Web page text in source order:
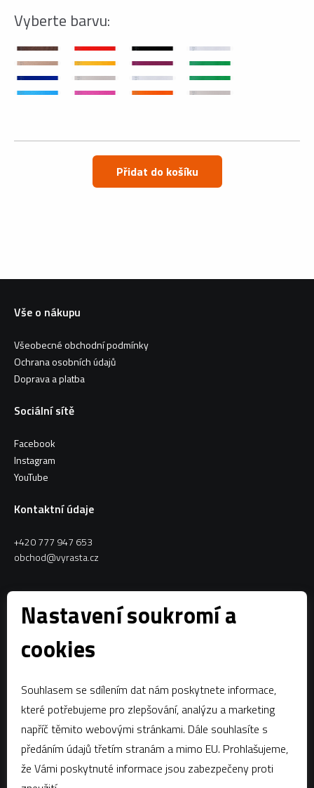
Vyberte barvu:
Přidat do košíku
Vše o nákupu
Všeobecné obchodní podmínky
Ochrana osobních údajů
Doprava a platba
Sociální sítě
Facebook
Instagram
YouTube
Kontaktní údaje
+420 777 947 653
obchod@vyrasta.cz
Kontakty
Spytihněv 145
DIČ:CZ28287843
Zápis dle § 13a obchodního zákoníku:Krajský soud v Brně, oddíl C,
vložka 58796
Nastavení soukromí a
cookies
Souhlasem se sdílením dat nám poskytnete informace,
které potřebujeme pro zlepšování, analýzu a marketing
napříč těmito webovými stránkami. Dále souhlasíte s
předáním údajů třetím stranám a mimo EU. Prohlašujeme,
že Vámi poskytnuté informace jsou zabezpečeny proti